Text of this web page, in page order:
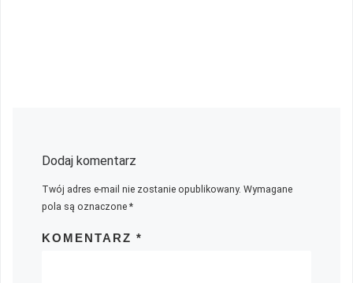
Dodaj komentarz
Twój adres e-mail nie zostanie opublikowany. Wymagane
pola są oznaczone *
KOMENTARZ *